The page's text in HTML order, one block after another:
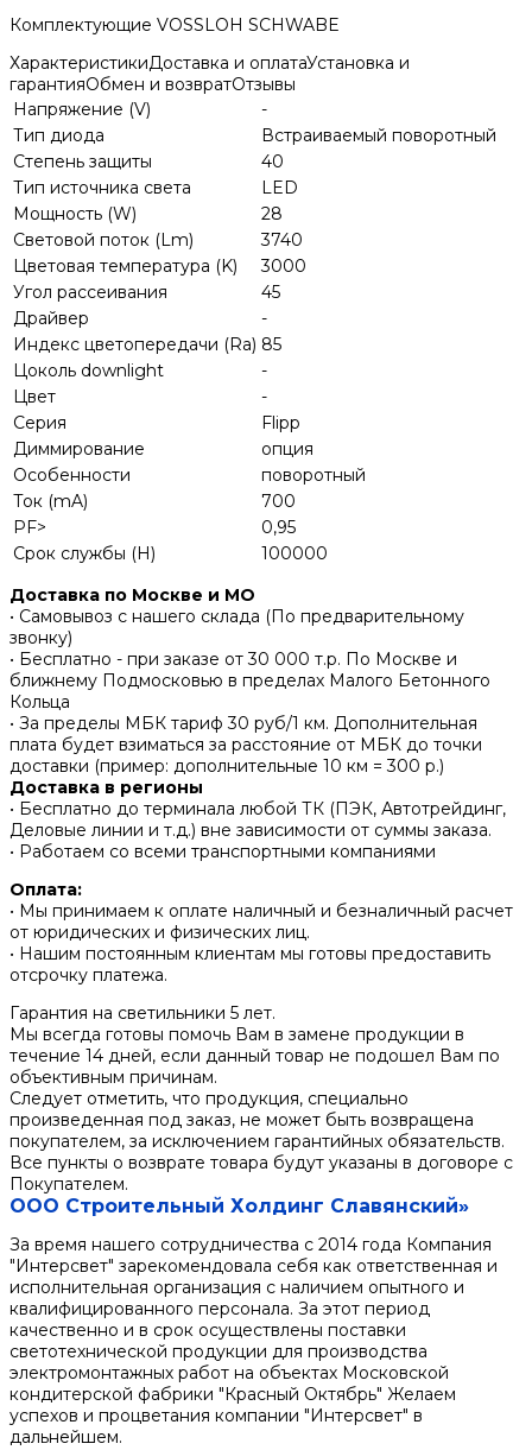
Комплектующие VOSSLOH SCHWABE
ХарактеристикиДоставка и оплатаУстановка и
гарантияОбмен и возвратОтзывы
Напряжение (V)
-
Тип диода
Встраиваемый поворотный
Степень защиты
40
Тип источника света
LED
Мощность (W)
28
Световой поток (Lm)
3740
Цветовая температура (K)
3000
Угол рассеивания
45
Драйвер
-
Индекс цветопередачи (Ra) 85
Цоколь downlight
-
Цвет
-
Серия
Flipp
Диммирование
опция
Особенности
поворотный
Ток (mA)
700
PF>
0,95
Срок службы (H)
100000
Доставка по Москве и МО
• Самовывоз с нашего склада (По предварительному
звонку)
• Бесплатно - при заказе от 30 000 т.р. По Москве и
ближнему Подмосковью в пределах Малого Бетонного
Кольца
• За пределы МБК тариф 30 руб/1 км. Дополнительная
плата будет взиматься за расстояние от МБК до точки
доставки (пример: дополнительные 10 км = 300 р.)
Доставка в регионы
• Бесплатно до терминала любой ТК (ПЭК, Автотрейдинг,
Деловые линии и т.д.) вне зависимости от суммы заказа.
• Работаем со всеми транспортными компаниями
Оплата:
• Мы принимаем к оплате наличный и безналичный расчет
от юридических и физических лиц.
• Нашим постоянным клиентам мы готовы предоставить
отсрочку платежа.
Гарантия на светильники 5 лет.
Мы всегда готовы помочь Вам в замене продукции в
течение 14 дней, если данный товар не подошел Вам по
объективным причинам.
Следует отметить, что продукция, специально
произведенная под заказ, не может быть возвращена
покупателем, за исключением гарантийных обязательств.
Все пункты о возврате товара будут указаны в договоре с
Покупателем.
ООО Строительный Холдинг Славянский»
За время нашего сотрудничества с 2014 года Компания
"Интерсвет" зарекомендовала себя как ответственная и
исполнительная организация с наличием опытного и
квалифицированного персонала. За этот период
качественно и в срок осуществлены поставки
светотехнической продукции для производства
электромонтажных работ на объектах Московской
кондитерской фабрики "Красный Октябрь" Желаем
успехов и процветания компании "Интерсвет" в
дальнейшем.